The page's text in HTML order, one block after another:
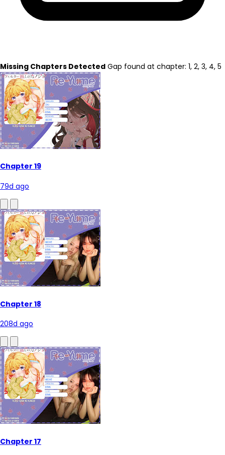
Missing Chapters Detected Gap found at chapter: 1, 2, 3, 4, 5
Chapter 19
79d ago
Chapter 18
208d ago
Chapter 17